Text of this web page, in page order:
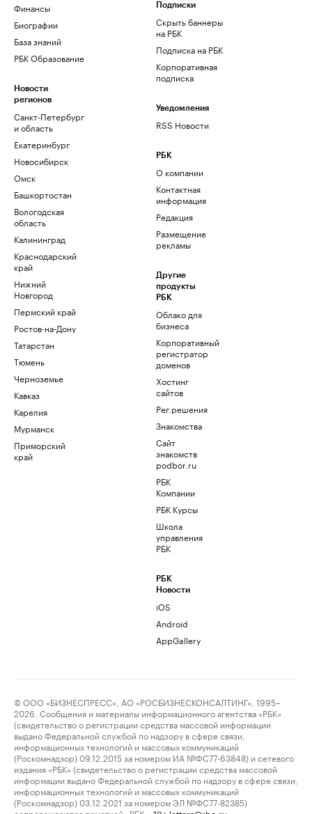
Финансы
Биографии
База знаний
РБК Образование
Новости
регионов
Санкт-Петербург
и область
Екатеринбург
Новосибирск
Омск
Башкортостан
Вологодская
область
Калининград
Краснодарский
край
Нижний
Новгород
Пермский край
Ростов-на-Дону
Татарстан
Тюмень
Черноземье
Кавказ
Карелия
Мурманск
Приморский
край
Подписки
Скрыть баннеры
на РБК
Подписка на РБК
Корпоративная
подписка
Уведомления
RSS Новости
РБК
О компании
Контактная
информация
Редакция
Размещение
рекламы
Другие
продукты
РБК
Облако для
бизнеса
Корпоративный
регистратор
доменов
Хостинг
сайтов
Рег.решения
Знакомства
Сайт
знакомств
podbor.ru
РБК
Компании
РБК Курсы
Школа
управления
РБК
РБК
Новости
iOS
Android
AppGallery
© ООО «БИЗНЕСПРЕСС», АО «РОСБИЗНЕСКОНСАЛТИНГ», 1995–
2026. Сообщения и материалы информационного агентства «РБК»
(свидетельство о регистрации средства массовой информации
выдано Федеральной службой по надзору в сфере связи,
информационных технологий и массовых коммуникаций
(Роскомнадзор) 09.12.2015 за номером ИА №ФС77-63848) и сетевого
издания «РБК» (свидетельство о регистрации средства массовой
информации выдано Федеральной службой по надзору в сфере связи,
информационных технологий и массовых коммуникаций
(Роскомнадзор) 03.12.2021 за номером ЭЛ №ФС77-82385)